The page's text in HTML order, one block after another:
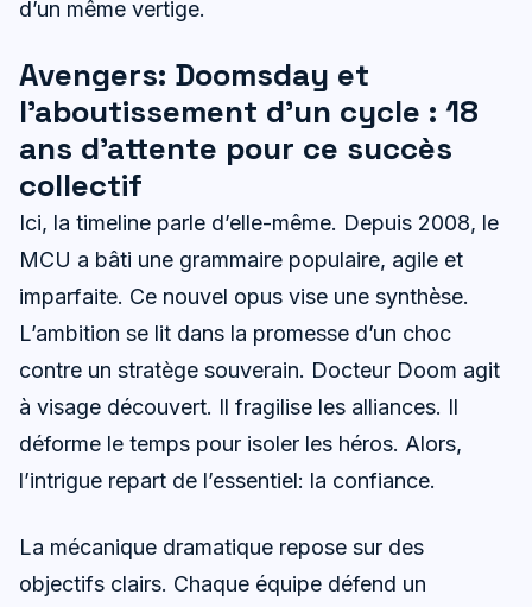
d’un même vertige.
Avengers: Doomsday et
l’aboutissement d’un cycle : 18
ans d’attente pour ce succès
collectif
Ici, la timeline parle d’elle-même. Depuis 2008, le
MCU a bâti une grammaire populaire, agile et
imparfaite. Ce nouvel opus vise une synthèse.
L’ambition se lit dans la promesse d’un choc
contre un stratège souverain. Docteur Doom agit
à visage découvert. Il fragilise les alliances. Il
déforme le temps pour isoler les héros. Alors,
l’intrigue repart de l’essentiel: la confiance.
La mécanique dramatique repose sur des
objectifs clairs. Chaque équipe défend un